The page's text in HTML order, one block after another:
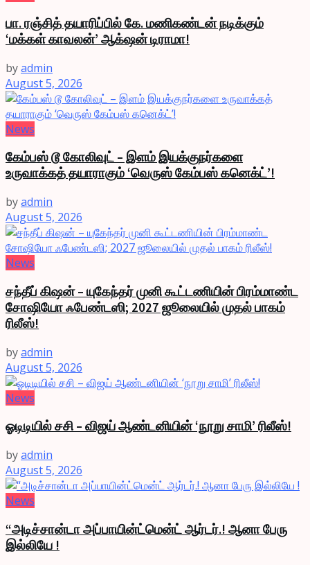
பா. ரஞ்சித் தயாரிப்பில் கே. மணிகண்டன் நடிக்கும்
‘மக்கள் காவலன்’ ஆக்‌ஷன் டிராமா!
byadmin
August 5, 2026
News
கேம்பஸ் டூ கோலிவுட் – இளம் இயக்குநர்களை
உருவாக்கத் தயாராகும் ‘வெருஸ் கேம்பஸ் கனெக்ட்’!
byadmin
August 5, 2026
News
சந்தீப் கிஷன் – யுகேந்தர் முனி கூட்டணியின் பிரம்மாண்ட
சோஷியோ ஃபேண்டஸி; 2027 ஜூலையில் முதல் பாகம்
ரிலீஸ்!
byadmin
August 5, 2026
News
ஓடிடியில் சசி – விஜய் ஆண்டனியின் ‘நூறு சாமி’ ரிலீஸ்!
byadmin
August 5, 2026
News
“அடிச்சான்டா அப்பாயின்ட்மென்ட் ஆர்டர்.! ஆனா பேரு
இல்லியே !